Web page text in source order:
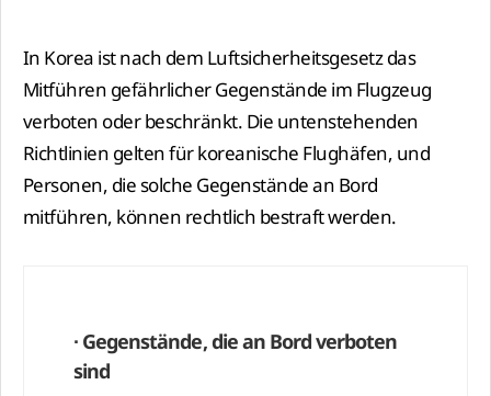
In Korea ist nach dem Luftsicherheitsgesetz das
Mitführen gefährlicher Gegenstände im Flugzeug
verboten oder beschränkt. Die untenstehenden
Richtlinien gelten für koreanische Flughäfen, und
Personen, die solche Gegenstände an Bord
mitführen, können rechtlich bestraft werden.
∙ Gegenstände, die an Bord verboten
sind